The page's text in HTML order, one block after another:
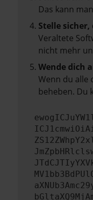
Das kann
Stelle
Veraltete
nicht mehr
Wende dich
Wenn du alle
beheben. Du